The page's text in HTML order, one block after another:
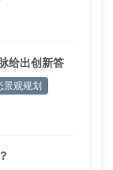
给出创新答
景观规划